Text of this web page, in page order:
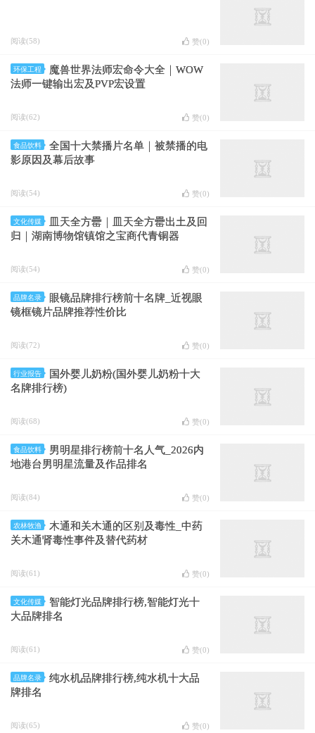
阅读(58) 赞(0)
环保工程
魔兽世界法师宏命令大全｜WOW
法师一键输出宏及PVP宏设置
阅读(62) 赞(0)
食品饮料
全国十大禁播片名单｜被禁播的电
影原因及幕后故事
阅读(54) 赞(0)
文化传媒
皿天全方罍｜皿天全方罍出土及回
归｜湖南博物馆镇馆之宝商代青铜器
阅读(54) 赞(0)
品牌名录
眼镜品牌排行榜前十名牌_近视眼
镜框镜片品牌推荐性价比
阅读(72) 赞(0)
行业报告
国外婴儿奶粉(国外婴儿奶粉十大
名牌排行榜)
阅读(68) 赞(0)
食品饮料
男明星排行榜前十名人气_2026内
地港台男明星流量及作品排名
阅读(84) 赞(0)
农林牧渔
木通和关木通的区别及毒性_中药
关木通肾毒性事件及替代药材
阅读(61) 赞(0)
文化传媒
智能灯光品牌排行榜,智能灯光十
大品牌排名
阅读(61) 赞(0)
品牌名录
纯水机品牌排行榜,纯水机十大品
牌排名
阅读(65) 赞(0)